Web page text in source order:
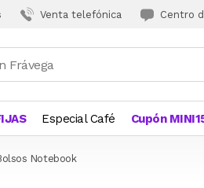
Venta telefónica Centro
Especial Café Cupón
Notebook